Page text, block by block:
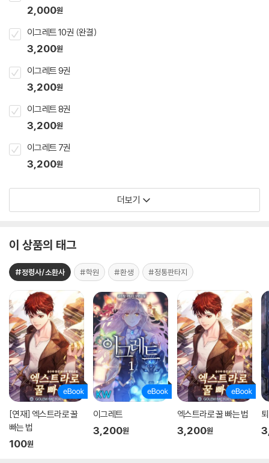
2,000원
이그레트 10권 (완결)
3,200원
이그레트 9권
3,200원
이그레트 8권
3,200원
이그레트 7권
3,200원
더보기
이 상품의 태그
#정령사/소환사 #학원 #환생 #정통판타지
[연재] 엑스트라로 꿀
빠는 법
100원
이그레트
3,200원
엑스트라로 꿀 빠는 법
3,200원